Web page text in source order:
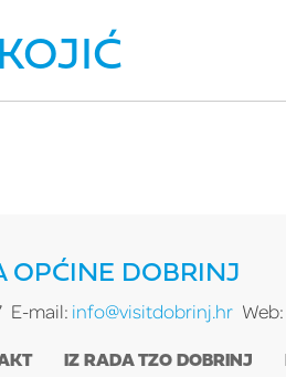
OPĆINE DOBRINJ
E-mail: info@visitdobrinj.hr Web:
IZ RADA TZO DOBRINJ